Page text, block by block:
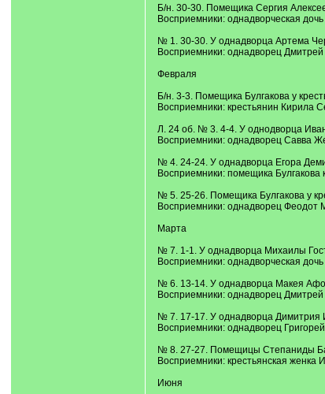
Б/н. 30-30. Помещика Сергия
Восприемники: однадворческая
№ 1. 30-30. У однадворца Артема
Восприемники: однадворец
Февраля
Б/н. 3-3. Помещика Булгакова у
Восприемники: крестьянин Кирила
Л. 24 об. № 3. 4-4. У однодворца
Восприемники: однадворец Савва
№ 4. 24-24. У однадворца Егора
Восприемники: помещика Булгакова
№ 5. 25-26. Помещика Булгакова у
Восприемники: однадворец Феодот
Марта
№ 7. 1-1. У однадворца Михаилы
Восприемники: однадворческая
№ 6. 13-14. У однадворца Макея
Восприемники: однадворец
№ 7. 17-17. У однадворца Димитрия
Восприемники: однадворец
№ 8. 27-27. Помещицы Степаниды
Восприемники: крестьянская женка
Июня